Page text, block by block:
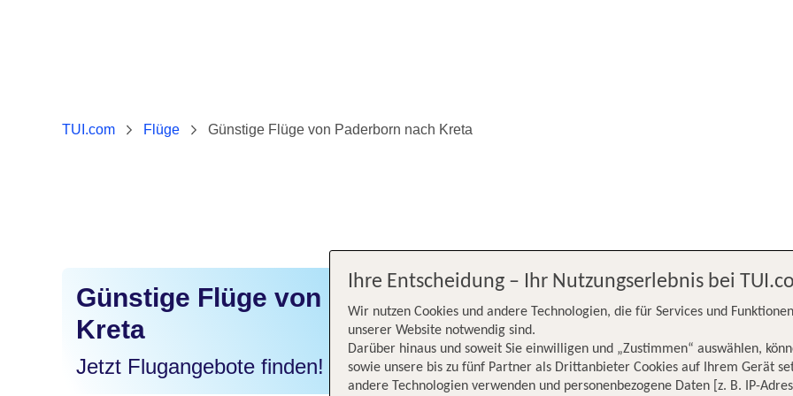
TUI.com Flüge Günstige Flüge von Paderborn nach Kreta
Günstige Flüge von Paderborn nach
Kreta
Jetzt Flugangebote finden!
Ihre Entscheidung – Ihr Nutzungserlebnis bei
Wir nutzen Cookies und andere Technologien, die für Services und
unserer Website notwendig sind.
Darüber hinaus und soweit Sie einwilligen und „Zustimmen“ auswählen,
sowie unsere bis zu fünf Partner als Drittanbieter Cookies auf Ihrem Gerät
andere Technologien verwenden und personenbezogene Daten [z. B. IP-